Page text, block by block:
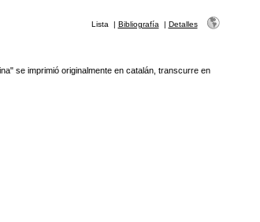
Lista | Bibliografía | Detalles
se imprimió originalmente en catalán, transcurre en